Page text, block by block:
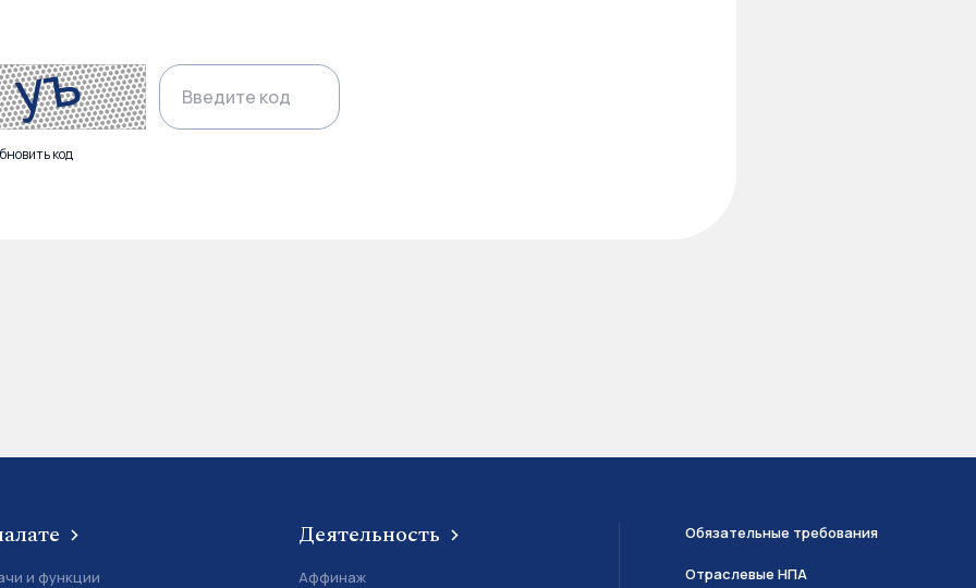
код
и функции
Деятельность
Аффинаж
Обязательные требования
Отраслевые НПА